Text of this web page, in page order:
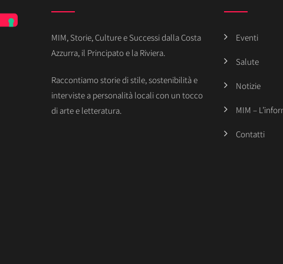
MIM, Storie, Culture e Successi dalla Costa
Azzurra, il Principato e la Riviera.
Raccontiamo storie di stile, sostenibilità e
interviste a personalità locali con un tocco
di arte e letteratura.
Eventi
Salute
Notizie
MIM –
Contatti